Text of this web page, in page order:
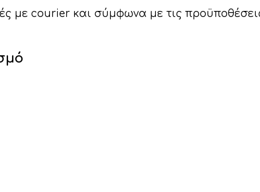
με courier και σύμφωνα με τις